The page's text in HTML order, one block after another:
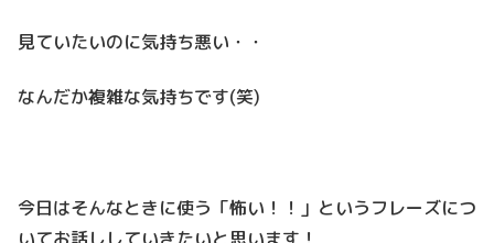
見ていたいのに気持ち悪い・・
なんだか複雑な気持ちです(笑)
今日はそんなときに使う「怖い！！」というフレーズにつ